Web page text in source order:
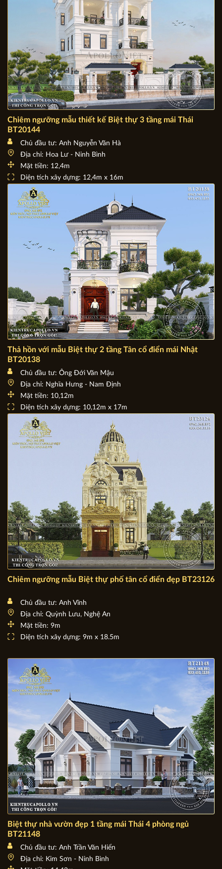
Chiêm ngưỡng mẫu thiết kế Biệt thự 3 tầng mái Thái
BT20144
Chủ đầu tư: Anh Nguyễn Văn Hà
Địa chỉ: Hoa Lư - Ninh Bình
Mặt tiền: 12,4m
Diện tích xây dựng: 12,4m x 16m
Thả hồn với mẫu Biệt thự 2 tầng Tân cổ điển mái Nhật
BT20138
Chủ đầu tư: Ông Đới Văn Mậu
Địa chỉ: Nghĩa Hưng - Nam Định
Mặt tiền: 10,12m
Diện tích xây dựng: 10,12m x 17m
Chiêm ngưỡng mẫu Biệt thự phố tân cổ điển đẹp BT23126
Chủ đầu tư: Anh Vĩnh
Mặt tiền: 9m
Diện tích xây dựng: 9m x 18.5m
Biệt thự nhà vườn đẹp 1 tầng mái Thái 4 phòng ngủ